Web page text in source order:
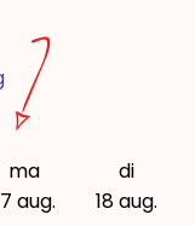
ma
aug.
di
18 aug.